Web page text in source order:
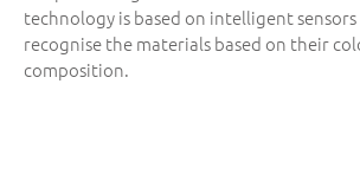
technology is based on intelligent
recognise the materials based on their
composition.